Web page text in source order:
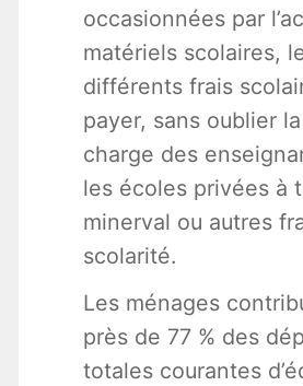
occasionnées par
matériels scolaires,
différents frais
payer, sans oublier
charge des
les écoles privées à
minerval ou autres
scolarité.
Les ménages
près de 77 % des
totales courantes